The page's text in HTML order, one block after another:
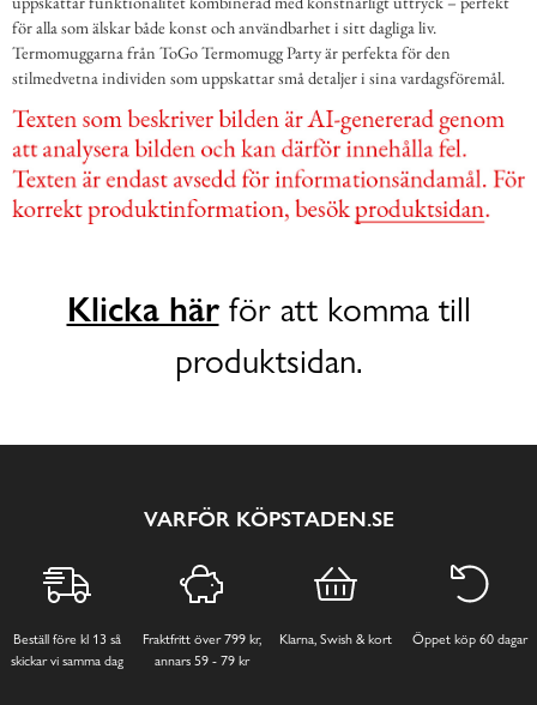
för alla som älskar både konst och användbarhet i sitt dagliga liv.
Termomuggarna från ToGo Termomugg Party är perfekta för den
stilmedvetna individen som uppskattar små detaljer i sina vardagsföremål.
Klicka härför att komma till
produktsidan.
VARFÖR KÖPSTADEN.SE
Beställ före kl 13 så
skickar vi samma dag
Fraktfritt över 799 kr,
annars 59 - 79 kr
Klarna, Swish & kort Öppet köp 60 dagar